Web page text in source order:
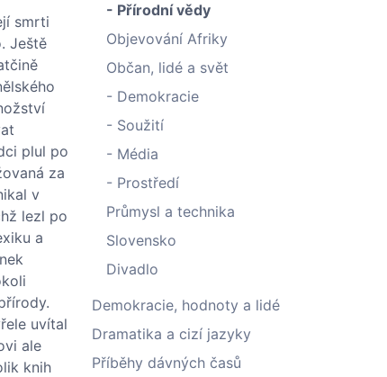
smrti
Ještě
plul po
za
v
lezl po
a
uvítal
ale
knih
- Přírodní vědy
Objevování Afriky
Občan, lidé a svět
- Demokracie
- Soužití
- Média
- Prostředí
Průmysl a technika
Slovensko
Divadlo
Demokracie, hodnoty a lidé
Dramatika a cizí jazyky
Příběhy dávných časů